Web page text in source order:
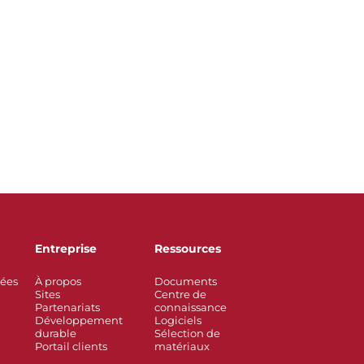
Entreprise
À propos
Sites
Partenariats
Développement
durable
Portail clients
Ressources
Documents
Centre de
connaissance
Logiciels
Sélection de
matériaux